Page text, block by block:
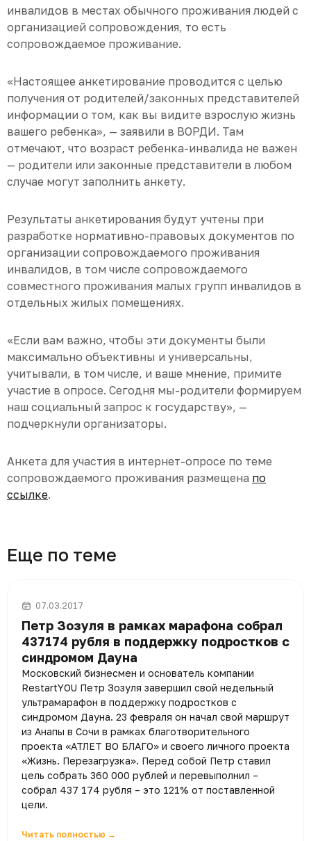
инвалидов в местах обычного проживания людей с
организацией сопровождения, то есть
сопровождаемое проживание.
«Настоящее анкетирование проводится с целью
получения от родителей/законных представителей
информации о том, как вы видите взрослую жизнь
вашего ребенка», — заявили в ВОРДИ. Там
отмечают, что возраст ребенка-инвалида не важен
— родители или законные представители в любом
случае могут заполнить анкету.
Результаты анкетирования будут учтены при
разработке нормативно-правовых документов по
организации сопровождаемого проживания
инвалидов, в том числе сопровождаемого
совместного проживания малых групп инвалидов в
отдельных жилых помещениях.
«Если вам важно, чтобы эти документы были
максимально объективны и универсальны,
учитывали, в том числе, и ваше мнение, примите
участие в опросе. Сегодня мы-родители формируем
наш социальный запрос к государству», —
подчеркнули организаторы.
Анкета для участия в интернет-опросе по теме
сопровождаемого проживания размещена по
ссылке.
Еще по теме
07.03.2017
Петр Зозуля в рамках марафона собрал
437174 рубля в поддержку подростков с
синдромом Дауна
Московский бизнесмен и основатель компании
RestartYOU Петр Зозуля завершил свой недельный
ультрамарафон в поддержку подростков с
синдромом Дауна. 23 февраля он начал свой маршрут
из Анапы в Сочи в рамках благотворительного
проекта «АТЛЕТ ВО БЛАГО» и своего личного проекта
«Жизнь. Перезагрузка». Перед собой Петр ставил
цель собрать 360 000 рублей и перевыполнил –
собрал 437 174 рубля – это 121% от поставленной
цели.
Читать полностью →